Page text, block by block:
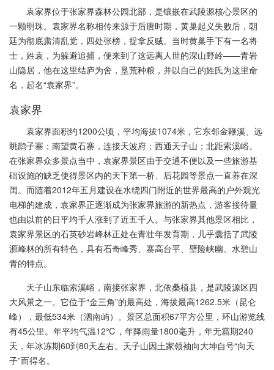
袁家界位于张家界森林公园北部，是镶嵌在武陵源核心景区的
一颗明珠。袁家界名称相传来源于后唐时期，黄巢起义失败后，朝
廷为彻底肃清乱党，四处张榜，捉拿反贼。当时黄巢手下有一名将
士，姓袁，为躲避追捕，便来到了这远离人世的深山野岭——青岩
山隐居，他在这里结庐为舍，垦荒种粮，并以自己的姓氏为这里命
名，起名“袁家界”。
袁家界
袁家界面积约1200公顷，平均海拔1074米，它东邻金鞭溪、远
眺鹞子寨；南望黄石寨，连接天波府；西通天子山；北距索溪峪。
在张家界众多景点当中，袁家界景区由于交通不便以及一些旅游基
础设施的缺乏使得景区内的天下第一桥、后花园等景点一直养在深
闺。而随着2012年五月建设在水绕四门附近的世界最高的户外观光
电梯的建成，袁家界正逐渐成为张家界旅游的新热点，游客接待量
也由以前的日平均千人涨到了近五千人。与张家界其他景区相比，
袁家界景区的石英砂岩峰林正处在青壮年发育期，几乎囊括了武陵
源峰林的所有特色，具有石奇峰秀、寨高台平、壁险峡幽、水碧山
青的特点。
天子山东临索溪峪，南接张家界，北依桑植县，是武陵源区四
大风景之一。它位于“金三角”的最高处，海拔最高1262.5米（昆仑
峰），最低534米（泗南屿）。景区总面积67平方公里，环山游览线
有45公里。年平均气温12℃，年降雨量1800毫升，年无霜期240
天，年冰冻期60到80天左右。天子山因土家领袖向大坤自号“向天
子”而得名。